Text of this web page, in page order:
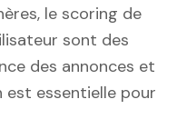
le scoring de
sont des
des annonces et
essentielle pour